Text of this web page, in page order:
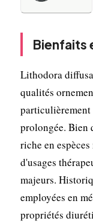
Bienfaits
Lithodora
qualités
particulièrement
prolongée. Bien
riche en
d'usages
majeurs.
employées en
propriétés